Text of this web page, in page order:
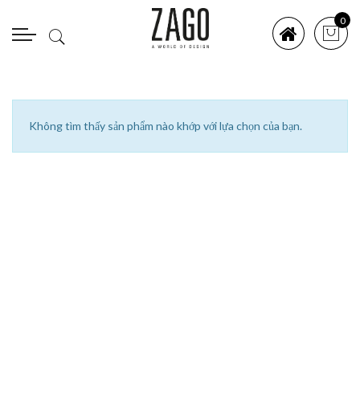
0
Không tìm thấy sản phẩm nào khớp với lựa chọn của bạn.